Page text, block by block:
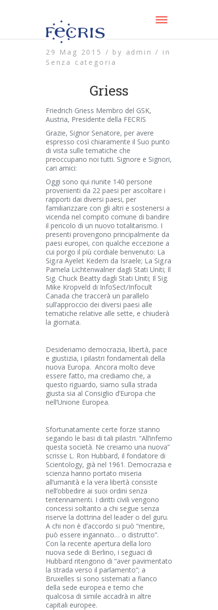
29 Mag 2015 / by admin / in
Senza categoria
Griess
Friedrich Griess Membro del GSK,
Austria, Presidente della FECRIS
Grazie, Signor Senatore, per avere
espresso così chiaramente il Suo punto
di vista sulle tematiche che
preoccupano noi tutti. Signore e Signori,
cari amici:
Oggi sono qui riunite 140 persone
provenienti da 22 paesi per ascoltare i
rapporti dai diversi paesi, per
familiarizzare con gli altri e sostenersi a
vicenda nel compito comune di bandire
il pericolo di un nuovo totalitarismo. I
presenti provengono principalmente da
paesi europei, con qualche eccezione a
cui porgo il più cordiale benvenuto: La
Sig.ra Ayelet Kedem da Israele; La Sig.ra
Pamela Lichtenwalner dagli Stati Uniti; Il
Sig. Chuck Beatty dagli Stati Uniti; Il Sig.
Mike Kropveld di InfoSect/Infocult
Canada che traccerà un parallelo
sull’approccio dei diversi paesi alle
tematiche relative alle sette, e chiuderà
la giornata.
Desideriamo democrazia, libertà, pace
e giustizia, i pilastri fondamentali della
nuova Europa. Ancora molto deve
essere fatto, ma crediamo che, a
questo riguardo, siamo sulla strada
giusta sia al Consiglio d’Europa che
nell’Unione Europea.
Sfortunatamente certe forze stanno
segando le basi di tali pilastri. “All’inferno
questa società. Ne creiamo una nuova”
scrisse L. Ron Hubbard, il fondatore di
Scientology, già nel 1961. Democrazia e
scienza hanno portato miseria
all’umanità e la vera libertà consiste
nell’obbedire ai suoi ordini senza
tentennamenti. I diritti civili vengono
concessi soltanto a chi segue senza
riserve la dottrina del leader o del guru.
A chi non è d’accordo si può “mentire,
può essere ingannato… o distrutto”.
Con la recente apertura della loro
nuova sede di Berlino, i seguaci di
Hubbard ritengono di “aver pavimentato
la strada verso il parlamento”; a
Bruxelles si sono sistemati a fianco
della sede europea e temo che
qualcosa di simile accadrà in altre
capitali europee.